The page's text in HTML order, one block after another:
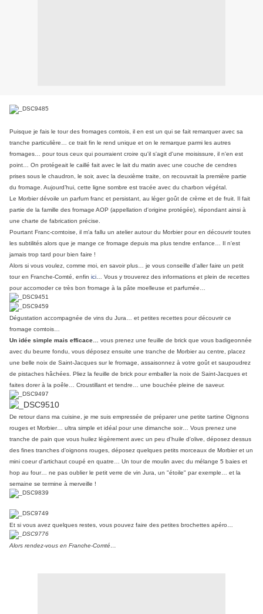
Puisque je fais le tour des fromages comtois, il en est un qui se fait remarquer avec sa
tranche particulière… ce trait fin le rend unique et on le remarque parmi les autres
fromages… pour tous ceux qui pourraient croire qu'il s'agit d'une moisissure, il n'en est
point… On protégeait le caillé fait avec le lait du matin avec une couche de cendres
prises sous le chaudron, le soir, avec la deuxième traite, on recouvrait la première partie
du fromage. Aujourd’hui, cette ligne sombre est tracée avec du charbon végétal.
Le Morbier dévoile un parfum franc et persistant, au léger goût de crème et de fruit. Il fait
partie de la famille des fromage AOP (appellation d'origine protégée), répondant ainsi à
une charte de fabrication précise.
Pourtant Franc-comtoise, il m'a fallu un atelier autour du Morbier pour en découvrir toutes
les subtilités alors que je mange ce fromage depuis ma plus tendre enfance… Il n'est
jamais trop tard pour bien faire !
Alors si vous voulez, comme moi, en savoir plus… je vous conseille d'aller faire un petit
tour en Franche-Comté, enfin ici … Vous y trouverez des informations et plein de recettes
pour accomoder ce très bon fromage à la pâte moelleuse et parfumée…
Dégustation accompagnée de vins du Jura… et petites recettes pour découvrir ce
fromage comtois…
Un idée simple mais efficace…
vous prenez une feuille de brick que vous badigeonnée
avec du beurre fondu, vous déposez ensuite une tranche de Morbier au centre, placez
une belle noix de Saint-Jacques sur le fromage, assaisonnez à votre goût et saupoudrez
de pistaches hâchées. Pliez la feuille de brick pour emballer la noix de Saint-Jacques et
faites dorer à la poêle… Croustillant et tendre… une bouchée pleine de saveur.
De retour dans ma cuisine, je me suis empressée de préparer une petite tartine Oignons
rouges et Morbier… ultra simple et idéal pour une dimanche soir… Vous prenez une
tranche de pain que vous huilez légèrement avec un peu d'huile d'olive, déposez dessus
des fines tranches d'oignons rouges, déposez quelques petits morceaux de Morbier et un
mini coeur d'artichaut coupé en quatre… Un tour de moulin avec du mélange 5 baies et
hop au four… ne pas oublier le petit verre de vin Jura, un "étoile" par exemple… et la
semaine se termine à merveille !
Et si vous avez quelques restes, vous pouvez faire des petites brochettes apéro…
Alors rendez-vous en Franche-Comté…